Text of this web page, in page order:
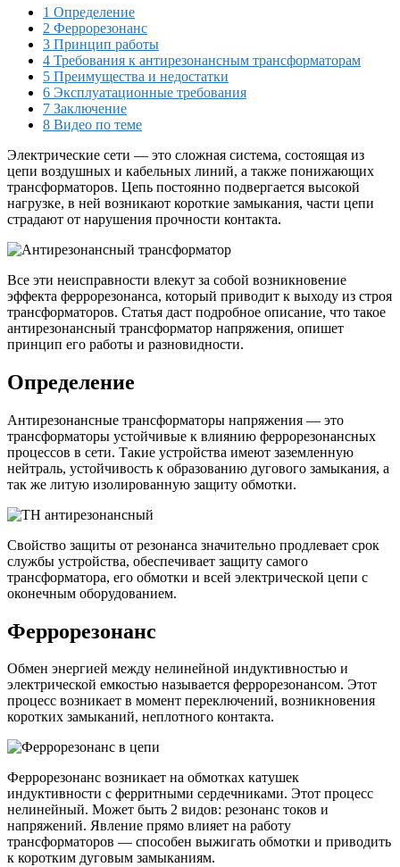
1 Определение
2 Феррорезонанс
3 Принцип работы
4 Требования к антирезонансным трансформаторам
5 Преимущества и недостатки
6 Эксплуатационные требования
7 Заключение
8 Видео по теме
Электрические сети — это сложная система, состоящая из
цепи воздушных и кабельных линий, а также понижающих
трансформаторов. Цепь постоянно подвергается высокой
нагрузке, в ней возникают короткие замыкания, части цепи
страдают от нарушения прочности контакта.
Все эти неисправности влекут за собой возникновение
эффекта феррорезонанса, который приводит к выходу из строя
трансформаторов. Статья даст подробное описание, что такое
антирезонансный трансформатор напряжения, опишет
принцип его работы и разновидности.
Определение
Антирезонансные трансформаторы напряжения — это
трансформаторы устойчивые к влиянию феррорезонансных
процессов в сети. Такие устройства имеют заземленную
нейтраль, устойчивость к образованию дугового замыкания, а
так же литую изолированную защиту обмотки.
Свойство защиты от резонанса значительно продлевает срок
службы устройства, обеспечивает защиту самого
трансформатора, его обмотки и всей электрической цепи с
оконечным оборудованием.
Феррорезонанс
Обмен энергией между нелинейной индуктивностью и
электрической емкостью называется феррорезонансом. Этот
процесс возникает в момент переключений, возникновения
коротких замыканий, неплотного контакта.
Феррорезонанс возникает на обмотках катушек
индуктивности с ферритными сердечниками. Этот процесс
нелинейный. Может быть 2 видов: резонанс токов и
напряжений. Явление прямо влияет на работу
трансформаторов — способен выжигать обмотки и приводить
к коротким дуговым замыканиям.